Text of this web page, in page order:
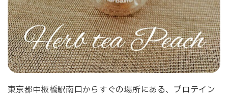
東京都中板橋駅南口からすぐの場所にある、プロテイン